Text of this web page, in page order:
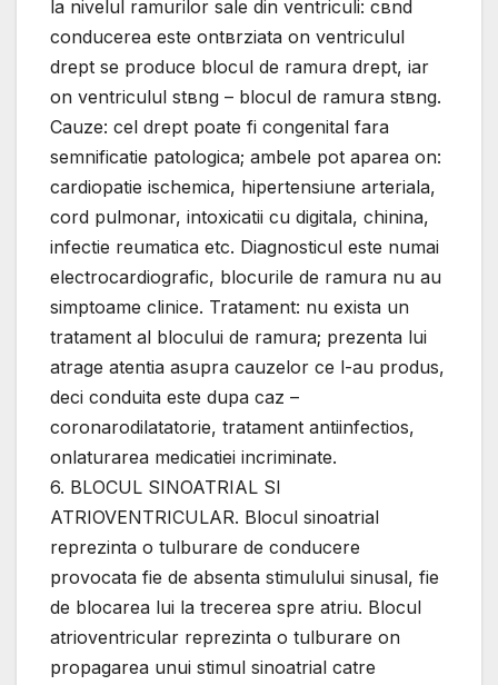
la nivelul ramurilor sale din ventriculi: cвnd
conducerea este оntвrziata оn ventriculul
drept se produce blocul de ramura drept, iar
оn ventriculul stвng – blocul de ramura stвng.
Cauze: cel drept poate fi congenital fara
semnificatie patologica; ambele pot aparea оn:
cardiopatie ischemica, hipertensiune arteriala,
cord pulmonar, intoxicatii cu digitala, chinina,
infectie reumatica etc. Diagnosticul este numai
electrocardiografic, blocurile de ramura nu au
simptoame clinice. Tratament: nu exista un
tratament al blocului de ramura; prezenta lui
atrage atentia asupra cauzelor ce l-au produs,
deci conduita este dupa caz –
coronarodilatatorie, tratament antiinfectios,
оnlaturarea medicatiei incriminate.
6. BLOCUL SINOATRIAL SI
ATRIOVENTRICULAR. Blocul sinoatrial
reprezinta o tulburare de conducere
provocata fie de absenta stimulului sinusal, fie
de blocarea lui la trecerea spre atriu. Blocul
atrioventricular reprezinta o tulburare оn
propagarea unui stimul sinoatrial catre